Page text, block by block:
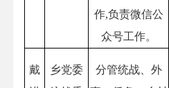
作,负责微信公
众号工作。
戴
乡党委
分管统战、外